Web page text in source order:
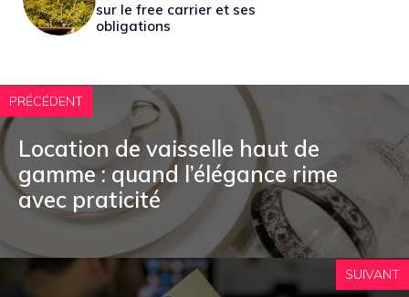
sur le free carrier et ses
obligations
PRÉCÉDENT
Location de vaisselle haut de
gamme : quand l’élégance rime
avec praticité
SUIVANT